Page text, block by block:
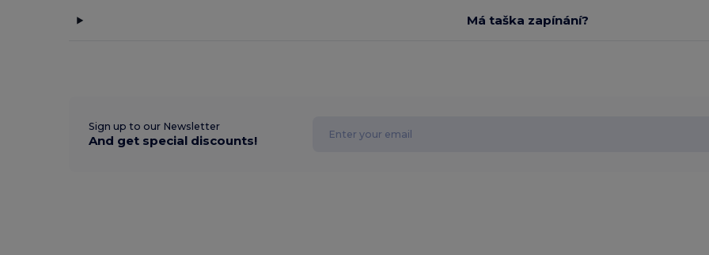
Má taška zapínání?
Sign up to our Newsletter
And get special discounts!